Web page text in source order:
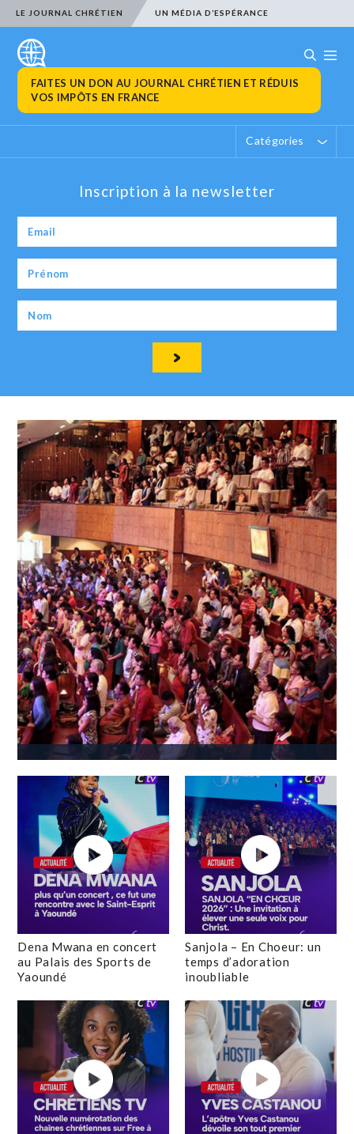
LE JOURNAL CHRÉTIEN UN MÉDIA D’ESPÉRANCE
FAITES UN DON AU JOURNAL CHRÉTIEN ET RÉDUIS
VOS IMPÔTS EN FRANCE
Catégories
Inscription à la newsletter
Dena Mwana en concert
au Palais des Sports de
Yaoundé
Sanjola – En Choeur: un
temps d’adoration
inoubliable